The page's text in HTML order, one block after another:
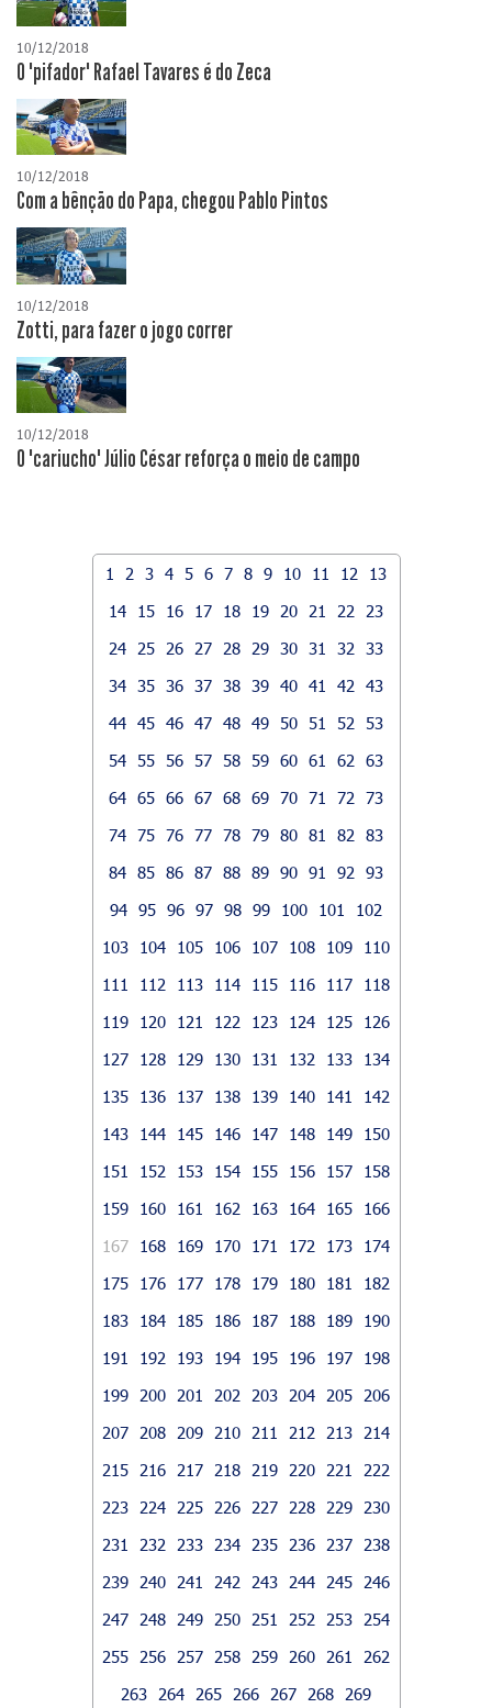
10/12/2018
O "pifador" Rafael Tavares é do Zeca
10/12/2018
Com a bênção do Papa, chegou Pablo Pintos
10/12/2018
Zotti, para fazer o jogo correr
10/12/2018
O "cariucho" Júlio César reforça o meio de campo
1 2 3 4 5 6 7 8 9 10 11 12
13
14
15 16 17 18 19 20 21 22
23
24
25 26 27 28 29 30 31 32
33
34 35 36 37 38 39 40 41 42
43
44 45 46 47 48 49 50 51 52
53
54 55 56 57 58 59 60 61 62
63
64 65 66 67 68 69 70 71 72
73
74 75 76 77 78 79 80 81 82
83
84 85 86 87 88 89 90 91 92
93
94 95 96 97 98 99 100 101
102
103
104 105 106 107 108 109
110
111
112 113 114 115 116 117
118
119
120 121 122 123 124 125
126
127
128 129 130 131 132 133
134
135
136 137 138 139 140 141
142
143
144 145 146 147 148 149
150
151
152 153 154 155 156 157
158
159
160 161 162 163 164 165
166
167
168 169 170 171 172 173
174
175
176 177 178 179 180 181
182
183
184 185 186 187 188 189
190
191
192 193 194 195 196 197
198
199
200 201 202 203 204 205
206
207
208 209 210 211 212 213
214
215
216 217 218 219 220 221
222
223
224 225 226 227 228 229
230
231
232 233 234 235 236 237
238
239
240 241 242 243 244 245
246
247
248 249 250 251 252 253
254
255
256 257 258 259 260 261
262
263
264 265 266 267 268 269